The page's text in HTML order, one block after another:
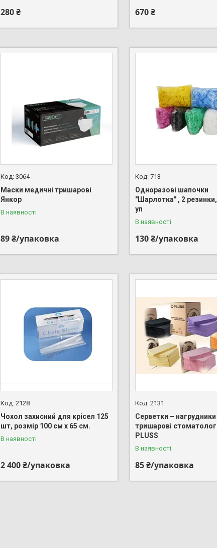
280 ₴ 670 ₴
3064
Маски медичні тришарові
Янкор
В наявності
89 ₴/упаковка
713
Одноразові шапочки
"Шарлотка" , 2
уп
В наявності
130 ₴/упаковка
2128
Чохол захисний для крісел 125
шт, розмір 100 см x 65 см.
В наявності
2 400 ₴/упаковка
2131
Серветки – нагрудники
тришарові
PLUSS
В наявності
85 ₴/упаковка